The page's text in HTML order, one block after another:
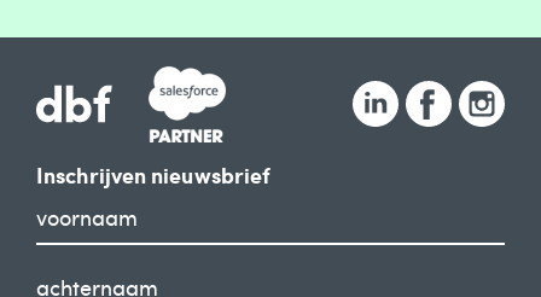
Inschrijven nieuwsbrief